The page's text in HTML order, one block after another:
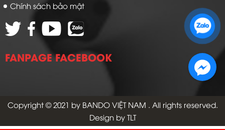
Chính sách bảo mật
FANPAGE FACEBOOK
Copyright © 2021 by BANDO VIỆT NAM . All rights reserved.
Design by TLT
Zalo 2: 0972 14 9900